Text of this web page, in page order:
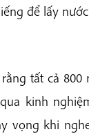
để lấy
tất cả
kinh
vọng khi